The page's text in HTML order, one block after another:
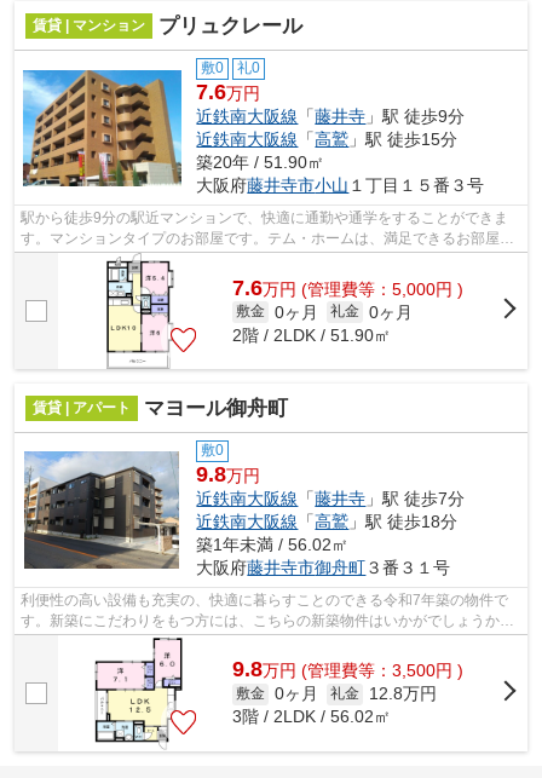
賃貸 | マンション プリュクレール
敷0 礼0
7.6万円
近鉄南大阪線 「藤井寺 」駅 徒歩9分
近鉄南大阪線 「高鷲 」駅 徒歩15分
築20年 / 51.90㎡
大阪府藤井寺市小山 １丁目１５番３号
駅から徒歩9分の駅近マンションで、快適に通勤や通学をすることができま
す。マンションタイプのお部屋です。テム・ホームは、満足できるお部屋を
紹介する自信がございます。藤井寺市で...
7.6万円 (管理費等：5,000円 )
敷金 0ヶ月 礼金 0ヶ月
2階 / 2LDK / 51.90㎡
賃貸 | アパート マヨール御舟町
敷0
9.8万円
近鉄南大阪線 「藤井寺 」駅 徒歩7分
近鉄南大阪線 「高鷲 」駅 徒歩18分
築1年未満 / 56.02㎡
大阪府藤井寺市御舟町３番３１号
利便性の高い設備も充実の、快適に暮らすことのできる令和7年築の物件で
す。新築にこだわりをもつ方には、こちらの新築物件はいかがでしょうか。
家賃10万円以下のアパートをお探しのお...
9.8万円 (管理費等：3,500円 )
敷金 0ヶ月 礼金
12.8万円
3階 / 2LDK / 56.02㎡